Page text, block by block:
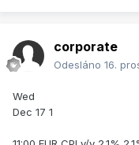
corporate
Odesláno 16.
Wed
Dec 17 1